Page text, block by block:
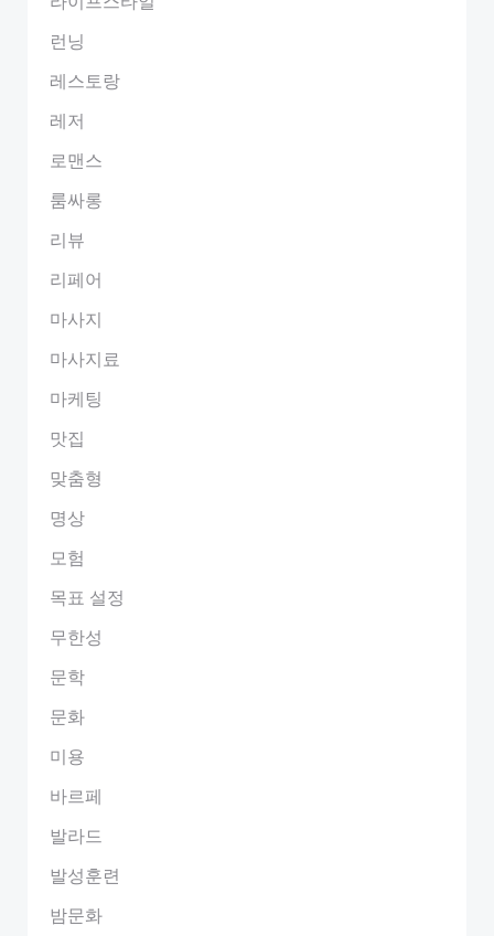
런닝
레스토랑
레저
로맨스
룸싸롱
리뷰
리페어
마사지
마사지료
마케팅
맛집
맞춤형
명상
모험
목표 설정
무한성
문학
문화
미용
바르페
발라드
발성훈련
밤문화